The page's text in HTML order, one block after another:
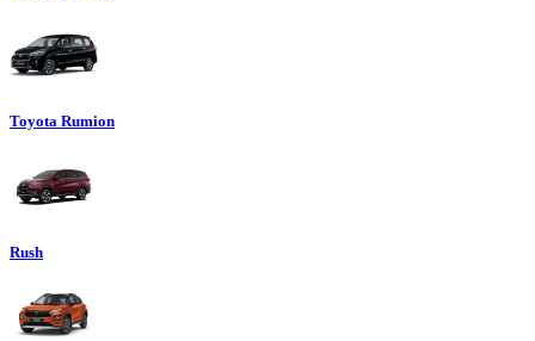
Toyota Rumion
Rush